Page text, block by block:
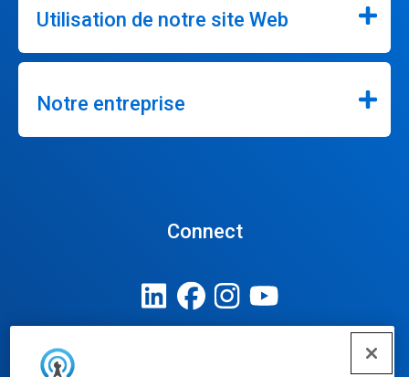
Utilisation de notre site Web
Notre entreprise
Connect